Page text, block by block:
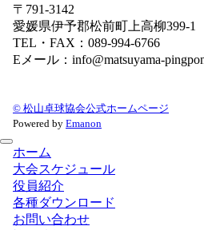
〒791-3142
愛媛県伊予郡松前町上高柳399-1
TEL・FAX：089-994-6766
Eメール：info@matsuyama-
© 松山卓球協会公式ホームページ
Powered by Emanon
ホーム
大会スケジュール
役員紹介
各種ダウンロード
お問い合わせ